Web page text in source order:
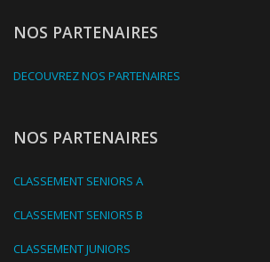
NOS PARTENAIRES
DECOUVREZ NOS PARTENAIRES
NOS PARTENAIRES
CLASSEMENT SENIORS A
CLASSEMENT SENIORS B
CLASSEMENT JUNIORS